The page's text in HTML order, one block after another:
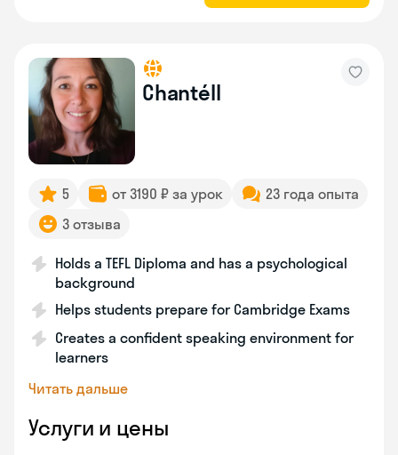
Chantéll
5 от 3190 ₽ за урок
23 года опыта
3 отзыва
Holds a TEFL Diploma and has a psychological
background
Helps students prepare for Cambridge Exams
Creates a confident speaking environment for
learners
Читать дальше
Услуги и цены